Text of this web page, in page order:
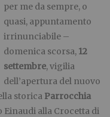
per me da sempre, o
quasi, appuntamento
irrinunciabile –
domenica scorsa, 12
settembre, vigilia
dell’apertura del nuovo
storica Parrocchia
Einaudi alla Crocetta di